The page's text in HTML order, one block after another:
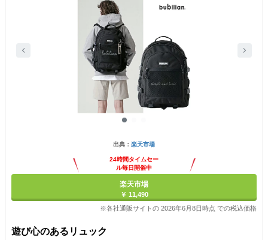
出典： 楽天市場
24時間タイムセー
ル毎日開催中
楽天市場
￥ 11,490
※各社通販サイトの 2026年6月8日時点 での税込価格
遊び心のあるリュック